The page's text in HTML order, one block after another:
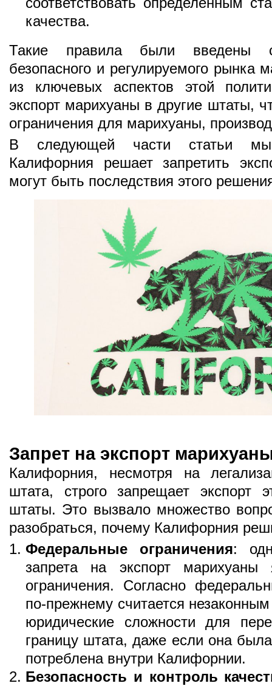
качества.
Такие правила были введены
безопасного и регулируемого рынка
из ключевых аспектов этой
экспорт марихуаны в другие штаты,
ограничения для марихуаны,
В следующей части статьи мы
Калифорния решает запретить
могут быть последствия этого
Запрет на экспорт
Калифорния, несмотря на
штата, строго запрещает экспорт
штаты. Это вызвало множество
разобраться, почему Калифорния
Федеральные ограничения:
запрета на экспорт марихуаны
ограничения. Согласно
по-прежнему считается
юридические сложности для
границу штата, даже если она
потреблена внутри Калифорнии.
Безопасность и контроль